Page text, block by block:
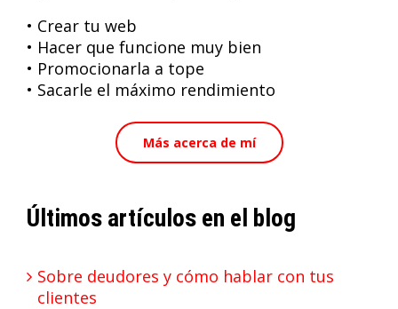
• Crear tu web
• Hacer que funcione muy bien
• Promocionarla a tope
• Sacarle el máximo rendimiento
Más acerca de mí
Últimos artículos en el blog
Sobre deudores y cómo hablar con tus
clientes